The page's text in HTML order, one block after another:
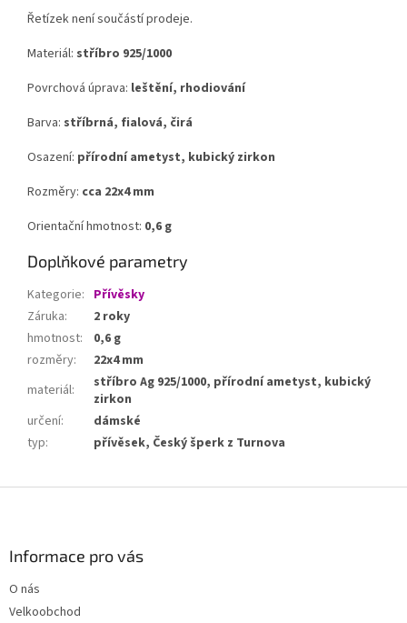
Řetízek není součástí prodeje.
Materiál: stříbro 925/1000
Povrchová úprava: leštění, rhodiování
Barva: stříbrná, fialová, čirá
Osazení: přírodní ametyst, kubický zirkon
Rozměry: cca 22x4 mm
Orientační hmotnost: 0,6 g
Doplňkové parametry
Kategorie: Přívěsky
Záruka:
2 roky
hmotnost:
0,6 g
rozměry:
22x4 mm
materiál:
stříbro Ag 925/1000, přírodní ametyst, kubický
zirkon
určení:
dámské
typ: přívěsek, Český šperk z Turnova
Informace pro vás
O nás
Velkoobchod